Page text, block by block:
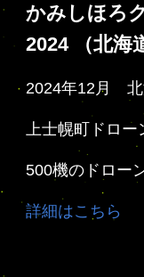
かみしほろ
2024 （北海
2024年12月 北
上士幌町ドロ
500機のドロー
詳細はこちら